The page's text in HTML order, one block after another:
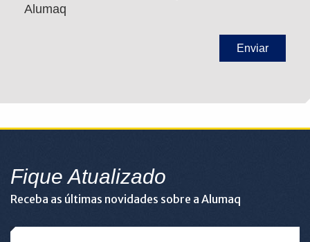
Alumaq
Fique Atualizado
Receba as últimas novidades sobre a Alumaq